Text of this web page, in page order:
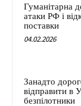
Гуманітарна
атаки РФ і
поставки
04.02.2026
Занадто
відправити в
безпілотники